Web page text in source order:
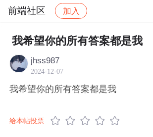
前端社区 加入
社区 前端社区 感慨 帖子详情
我希望你的所有答案都是我
jhss987
2024-12-07
我希望你的所有答案都是我
给本帖投票